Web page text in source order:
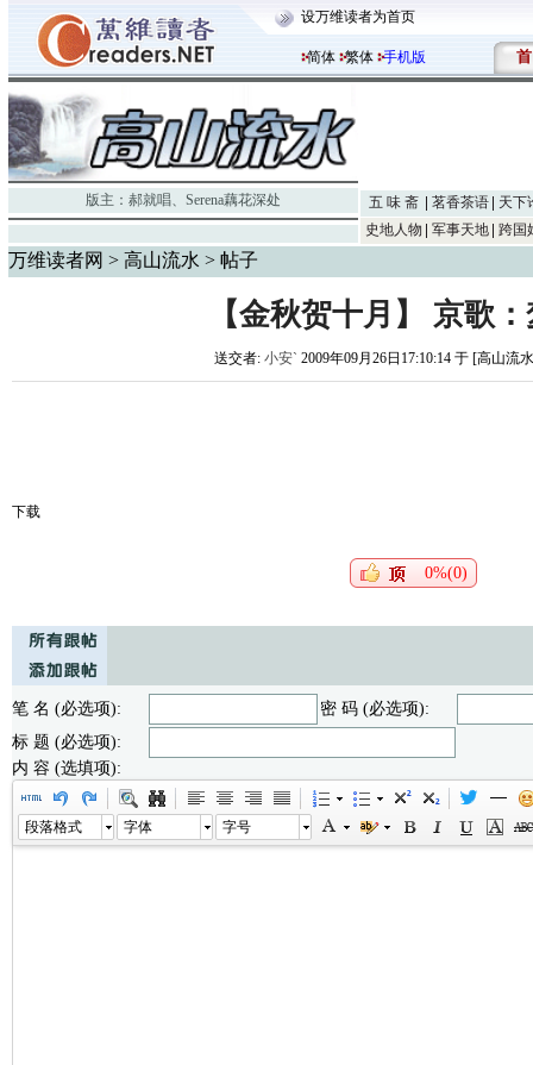
设万维读者为首页
简体 繁体 手机版 首
版主： 郝就唱、 Serena藕花深处 五 味 斋 茗香茶语
天下
史地人物
军事天地 跨国
万维读者网 > 高山流水 > 帖子
【金秋贺十月】 京歌
送交者: 小安` 2009年09月26日17:10:14 于 [高山流
下载
0%(0)
笔 名 (必选项):
密 码 (必选项):
标 题 (必选项):
内 容 (选填项):
段落格式 字体 字号